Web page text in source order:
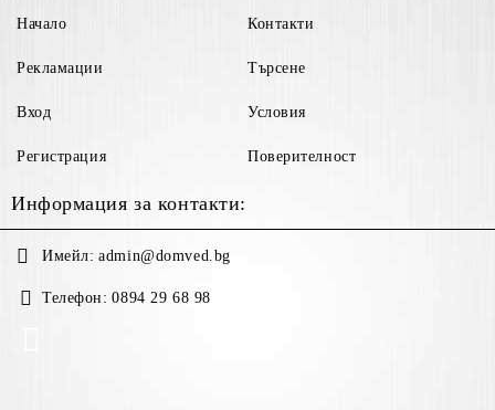
Начало
Рекламации
Вход
Регистрация
Контакти
Търсене
Условия
Поверителност
Информация за контакти:
Имейл: admin@domved.bg
Телефон: 0894 29 68 98